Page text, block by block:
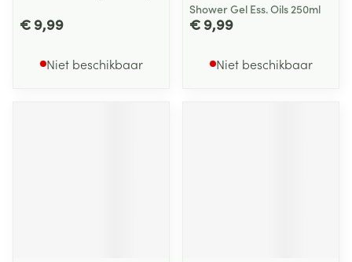
€ 9,99
Niet beschikbaar
Shower Gel Ess. Oils 250ml
€ 9,99
Niet beschikbaar